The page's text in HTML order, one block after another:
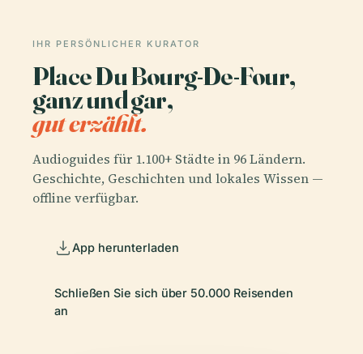
IHR PERSÖNLICHER KURATOR
Place Du Bourg-De-Four,
ganz und gar,
gut erzählt.
Audioguides für 1.100+ Städte in 96 Ländern.
Geschichte, Geschichten und lokales Wissen —
offline verfügbar.
App herunterladen
Schließen Sie sich über 50.000 Reisenden
an